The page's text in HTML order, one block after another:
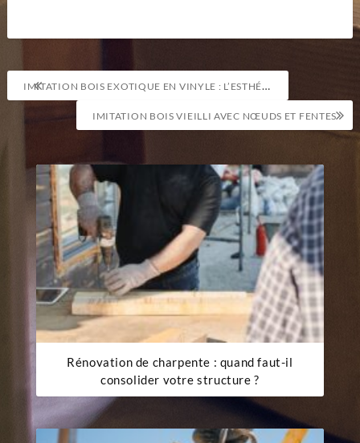
Navigation
de
l’article
IMITATION BOIS EXOTIQUE EN VINYLE : L’ESTHÉTIQUE SANS L’ENTRETIEN
IMITATION BOIS VIEILLI AVEC NŒUDS ET FENTES
Rénovation de charpente : quand faut-il
consolider votre structure ?